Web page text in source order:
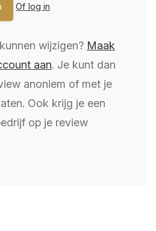
Of log in
wijzigen? Maak
aan. Je kunt dan
anoniem of met je
Ook krijg je een
op je review